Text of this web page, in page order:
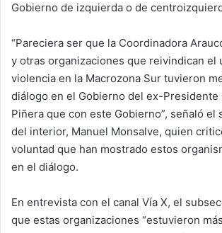
Gobierno de izquierda o de
“Pareciera ser que la Coordinadora
y otras organizaciones que reivindican el
violencia en la Macrozona Sur tuvieron
diálogo en el Gobierno del ex-Presidente
Piñera que con este Gobierno”, señaló el
del interior, Manuel Monsalve, quien
voluntad que han mostrado estos
en el diálogo.
En entrevista con el canal Vía X, el
que estas organizaciones “estuvieron